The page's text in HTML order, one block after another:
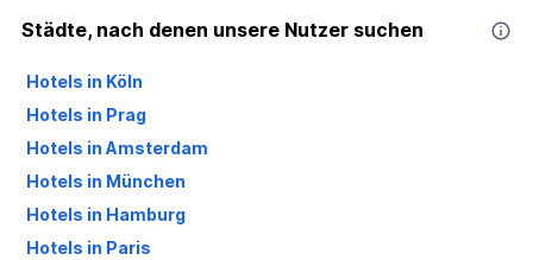
Städte, nach denen unsere Nutzer suchen
Hotels in Köln
Hotels in Prag
Hotels in Amsterdam
Hotels in München
Hotels in Hamburg
Hotels in Paris